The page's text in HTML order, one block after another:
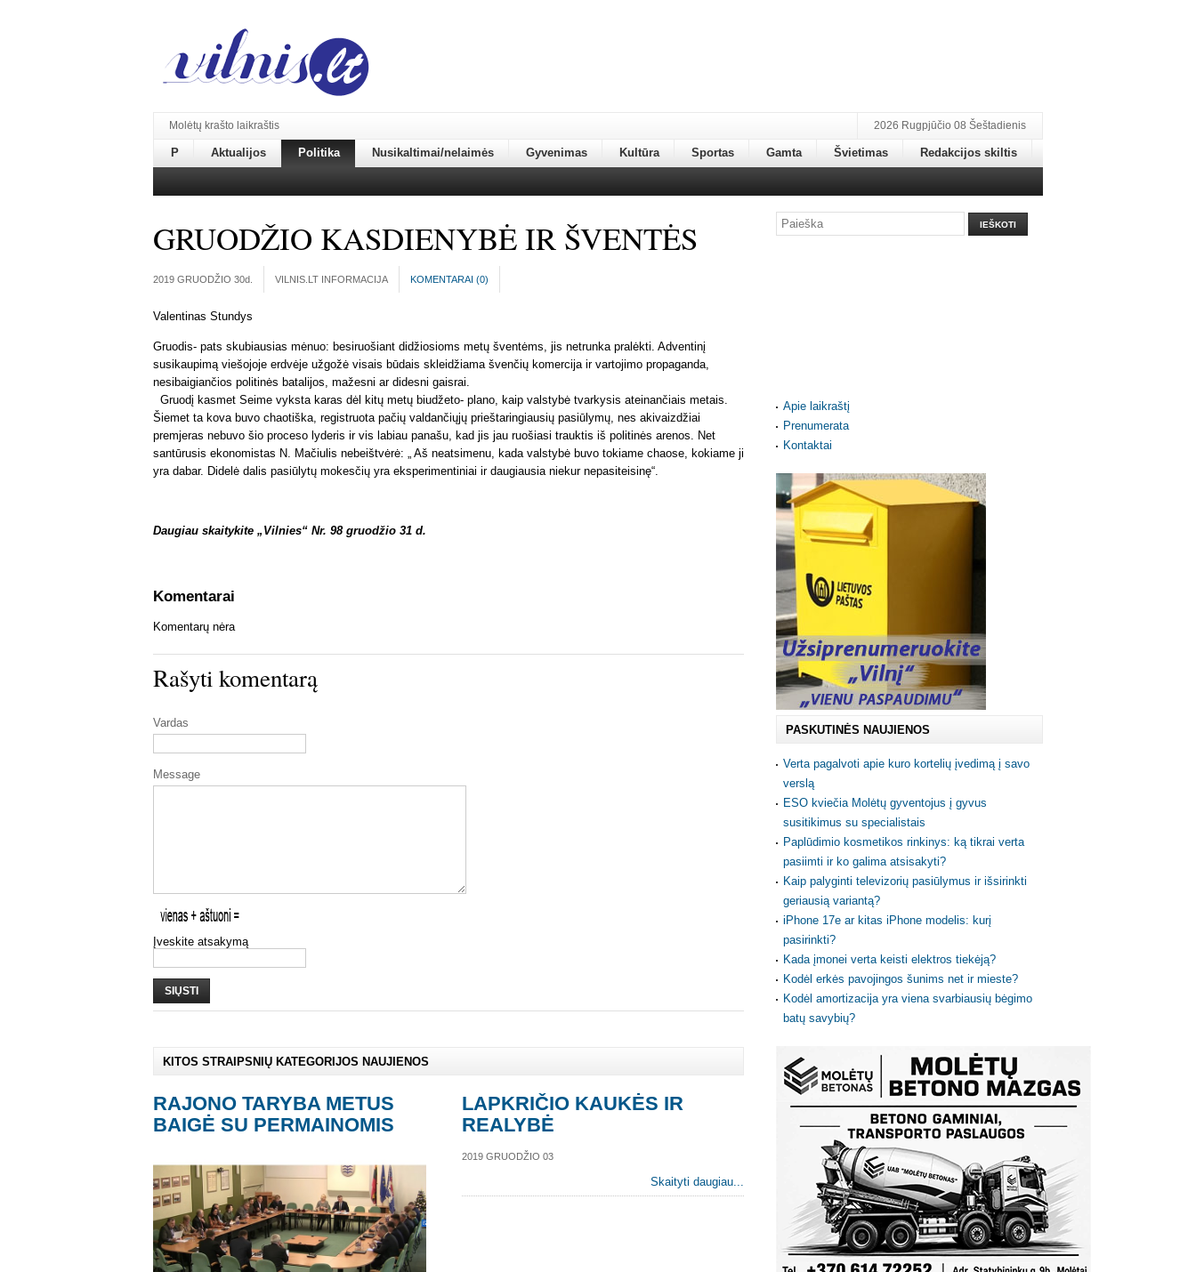
Molėtų krašto laikraštis 2026 Rugpjūčio 08 Šeštadienis
P Aktualijos Politika Nusikaltimai/nelaimės Gyvenimas Kultūra Sportas Gamta Švietimas Redakcijos skiltis
GRUODŽIO KASDIENYBĖ IR ŠVENTĖS
2019 GRUODŽIO 30d. VILNIS.LT INFORMACIJA KOMENTARAI (0)
Valentinas Stundys
Gruodis- pats skubiausias mėnuo: besiruošiant didžiosioms metų šventėms, jis netrunka pralėkti. Adventinį
susikaupimą viešojoje erdvėje užgožė visais būdais skleidžiama švenčių komercija ir vartojimo propaganda,
nesibaigiančios politinės batalijos, mažesni ar didesni gaisrai.
Gruodį kasmet Seime vyksta karas dėl kitų metų biudžeto- plano, kaip valstybė tvarkysis ateinančiais metais.
Šiemet ta kova buvo chaotiška, registruota pačių valdančiųjų prieštaringiausių pasiūlymų, nes akivaizdžiai
premjeras nebuvo šio proceso lyderis ir vis labiau panašu, kad jis jau ruošiasi trauktis iš politinės arenos. Net
santūrusis ekonomistas N. Mačiulis nebeištvėrė: „ Aš neatsimenu, kada valstybė buvo tokiame chaose, kokiame ji
yra dabar. Didelė dalis pasiūlytų mokesčių yra eksperimentiniai ir daugiausia niekur nepasiteisinę“.
Daugiau skaitykite „Vilnies“ Nr. 98 gruodžio 31 d.
Komentarai
Komentarų nėra
Rašyti komentarą
Vardas
Message
Įveskite atsakymą
SIŲSTI
KITOS STRAIPSNIŲ KATEGORIJOS NAUJIENOS
RAJONO TARYBA METUS
BAIGĖ SU PERMAINOMIS
LAPKRIČIO KAUKĖS IR
REALYBĖ
2019 GRUODŽIO 03
Skaityti daugiau...
Apie laikraštį
Prenumerata
Kontaktai
PASKUTINĖS NAUJIENOS
Verta pagalvoti apie kuro kortelių įvedimą į savo
verslą
ESO kviečia Molėtų gyventojus į gyvus
susitikimus su specialistais
Paplūdimio kosmetikos rinkinys: ką tikrai verta
pasiimti ir ko galima atsisakyti?
Kaip palyginti televizorių pasiūlymus ir išsirinkti
geriausią variantą?
iPhone 17e ar kitas iPhone modelis: kurį
pasirinkti?
Kada įmonei verta keisti elektros tiekėją?
Kodėl erkės pavojingos šunims net ir mieste?
Kodėl amortizacija yra viena svarbiausių bėgimo
batų savybių?